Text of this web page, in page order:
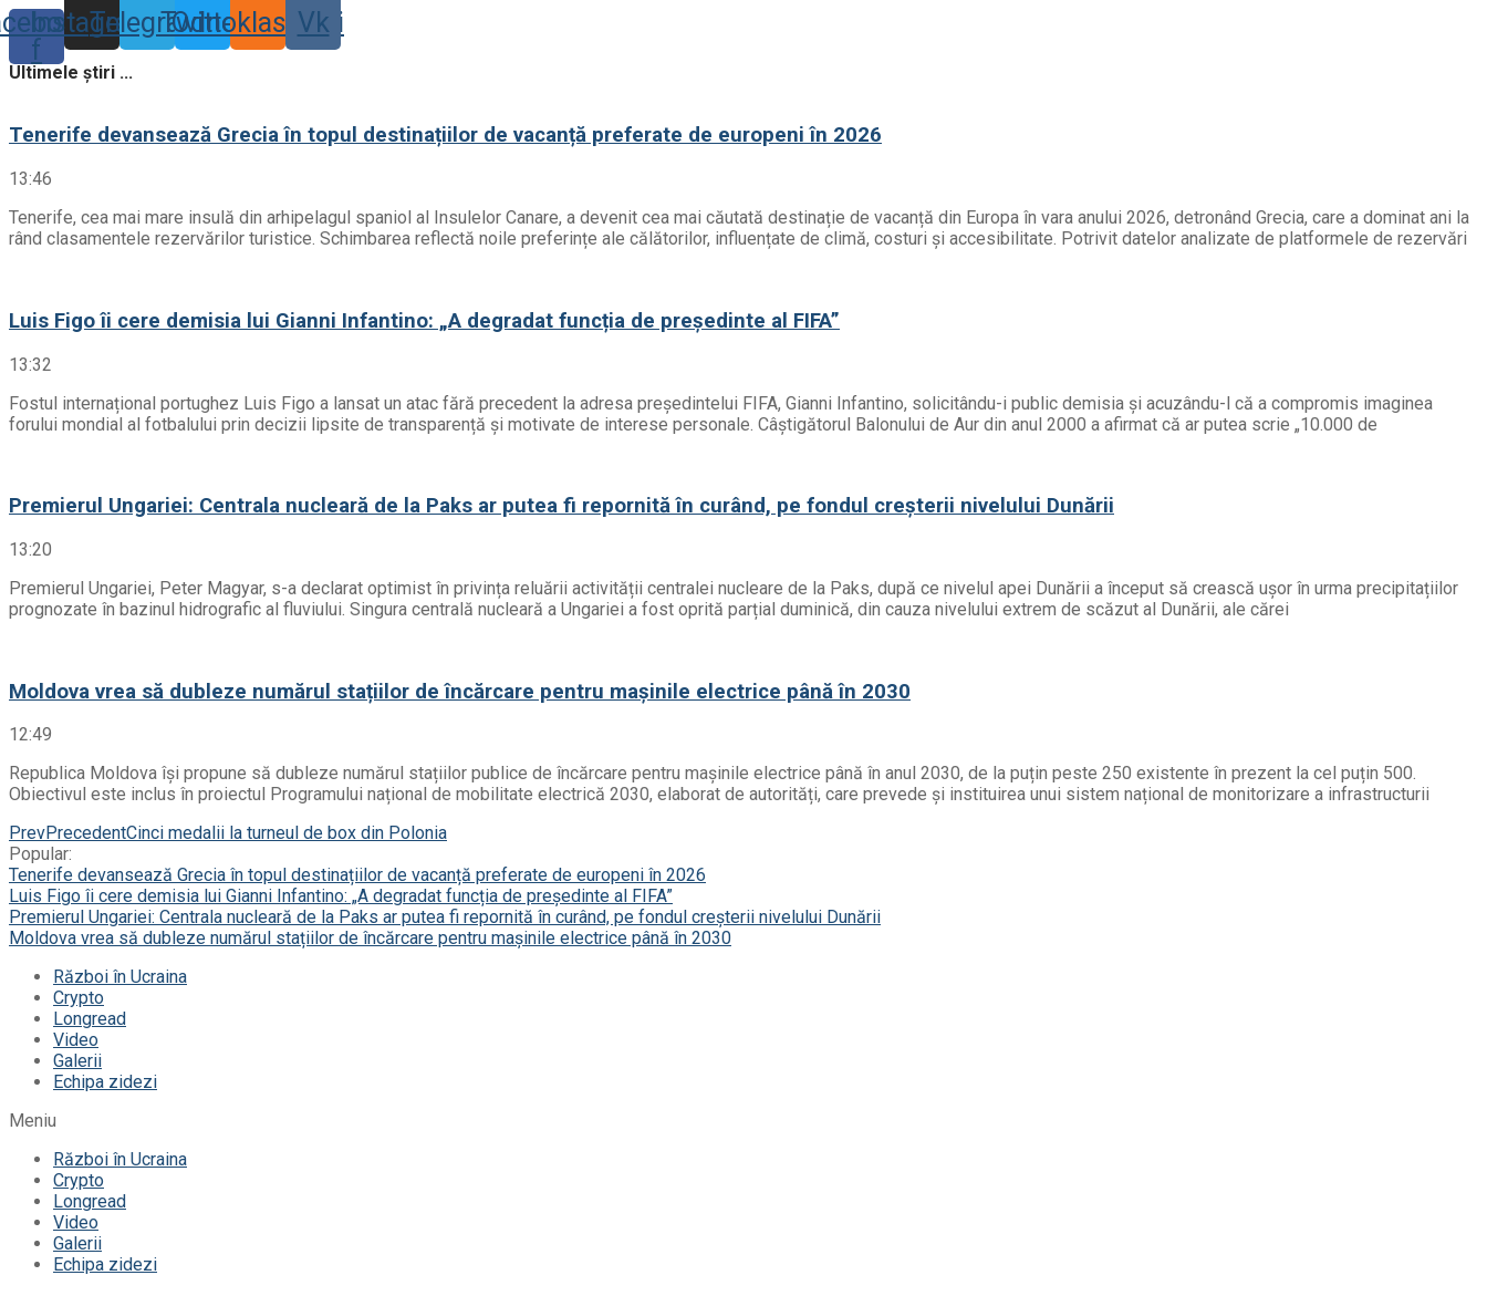
f
Instagram
TelegramTwitter
Odnoklassniki
Vk
Ultimele știri ...
Tenerife devansează Grecia în topul destinațiilor de vacanță preferate de europeni în 2026
13:46
Tenerife, cea mai mare insulă din arhipelagul spaniol al Insulelor Canare, a devenit cea mai căutată destinație de vacanță din Europa în vara anului 2026, detronând Grecia, care a dominat ani la
rând clasamentele rezervărilor turistice. Schimbarea reflectă noile preferințe ale călătorilor, influențate de climă, costuri și accesibilitate. Potrivit datelor analizate de platformele de rezervări
Luis Figo îi cere demisia lui Gianni Infantino: „A degradat funcția de președinte al FIFA”
13:32
Fostul internațional portughez Luis Figo a lansat un atac fără precedent la adresa președintelui FIFA, Gianni Infantino, solicitându-i public demisia și acuzându-l că a compromis imaginea
forului mondial al fotbalului prin decizii lipsite de transparență și motivate de interese personale. Câștigătorul Balonului de Aur din anul 2000 a afirmat că ar putea scrie „10.000 de
Premierul Ungariei: Centrala nucleară de la Paks ar putea fi repornită în curând, pe fondul creșterii nivelului Dunării
13:20
Premierul Ungariei, Peter Magyar, s-a declarat optimist în privința reluării activității centralei nucleare de la Paks, după ce nivelul apei Dunării a început să crească ușor în urma precipitațiilor
prognozate în bazinul hidrografic al fluviului. Singura centrală nucleară a Ungariei a fost oprită parțial duminică, din cauza nivelului extrem de scăzut al Dunării, ale cărei
Moldova vrea să dubleze numărul stațiilor de încărcare pentru mașinile electrice până în 2030
12:49
Republica Moldova își propune să dubleze numărul stațiilor publice de încărcare pentru mașinile electrice până în anul 2030, de la puțin peste 250 existente în prezent la cel puțin 500.
Obiectivul este inclus în proiectul Programului național de mobilitate electrică 2030, elaborat de autorități, care prevede și instituirea unui sistem național de monitorizare a infrastructurii
PrevPrecedentCinci medalii la turneul de box din Polonia
Popular:
Tenerife devansează Grecia în topul destinațiilor de vacanță preferate de europeni în 2026
Luis Figo îi cere demisia lui Gianni Infantino: „A degradat funcția de președinte al FIFA”
Premierul Ungariei: Centrala nucleară de la Paks ar putea fi repornită în curând, pe fondul creșterii nivelului Dunării
Moldova vrea să dubleze numărul stațiilor de încărcare pentru mașinile electrice până în 2030
Război în Ucraina
Crypto
Longread
Video
Galerii
Echipa zidezi
Meniu
Război în Ucraina
Crypto
Longread
Video
Galerii
Echipa zidezi